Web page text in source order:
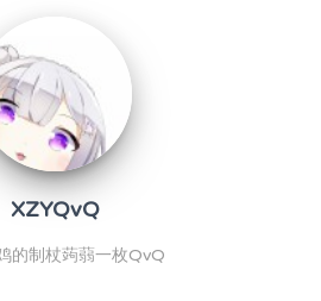
XZYQvQ
的制杖蒟蒻一枚QvQ